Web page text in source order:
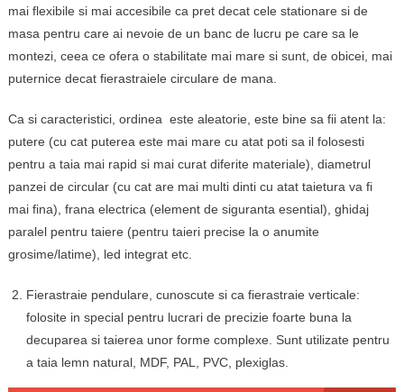
mai flexibile si mai accesibile ca pret decat cele stationare si de
masa pentru care ai nevoie de un banc de lucru pe care sa le
montezi, ceea ce ofera o stabilitate mai mare si sunt, de obicei, mai
puternice decat fierastraiele circulare de mana.
Ca si caracteristici, ordinea este aleatorie, este bine sa fii atent la:
putere (cu cat puterea este mai mare cu atat poti sa il folosesti
pentru a taia mai rapid si mai curat diferite materiale), diametrul
panzei de circular (cu cat are mai multi dinti cu atat taietura va fi
mai fina), frana electrica (element de siguranta esential), ghidaj
paralel pentru taiere (pentru taieri precise la o anumite
grosime/latime), led integrat etc.
Fierastraie pendulare, cunoscute si ca fierastraie verticale:
folosite in special pentru lucrari de precizie foarte buna la
decuparea si taierea unor forme complexe. Sunt utilizate pentru
a taia lemn natural, MDF, PAL, PVC, plexiglas.